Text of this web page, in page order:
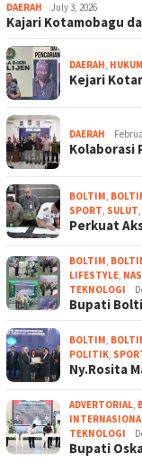
DAERAH July 3, 2026
Kajari Kotamobagu
DAERAH,
Kejari
DAERAH
Kolaborasi
BOLTIM,
SPORT, SULUT,
Perkuat
BOLTIM,
LIFESTYLE,
TEKNOLOGI
Bupati
BOLTIM,
POLITIK,
Ny.Rosita
ADVERTORIAL,
TEKNOLOGI
Bupati